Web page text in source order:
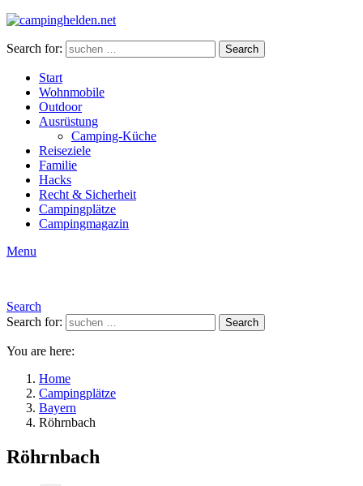
Search for: Search
Start
Wohnmobile
Outdoor
Ausrüstung
Camping-Küche
Reiseziele
Familie
Hacks
Recht & Sicherheit
Campingplätze
Campingmagazin
Menu
Search
Search for:
Search
You are here:
Home
Campingplätze
Bayern
Röhrnbach
Röhrnbach